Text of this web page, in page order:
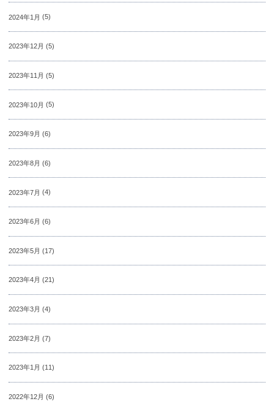
2024年1月 (5)
2023年12月 (5)
2023年11月 (5)
2023年10月 (5)
2023年9月 (6)
2023年8月 (6)
2023年7月 (4)
2023年6月 (6)
2023年5月 (17)
2023年4月 (21)
2023年3月 (4)
2023年2月 (7)
2023年1月 (11)
2022年12月 (6)